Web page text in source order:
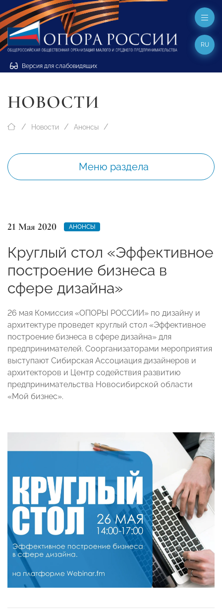
Версия для слабовидящих
RU
НОВОСТИ
Новости Анонсы
Меню раздела
21 Мая 2020 АНОНСЫ
Круглый стол «Эффективное
построение бизнеса в
сфере дизайна»
26 мая Комиссия «ОПОРЫ РОССИИ» по дизайну и
архитектуре проведет круглый стол «Эффективное
построение бизнеса в сфере дизайна» для
предпринимателей. Соорганизаторами мероприятия
выступают Сибирская Ассоциация дизайнеров и
архитекторов и Центр содействия развитию
предпринимательства Новосибирской области
«Мой бизнес».